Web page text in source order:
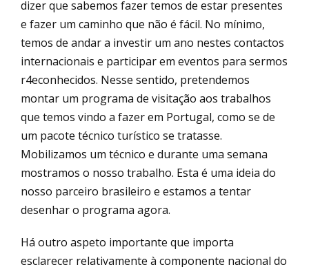
dizer que sabemos fazer temos de estar presentes
e fazer um caminho que não é fácil. No mínimo,
temos de andar a investir um ano nestes contactos
internacionais e participar em eventos para sermos
r4econhecidos. Nesse sentido, pretendemos
montar um programa de visitação aos trabalhos
que temos vindo a fazer em Portugal, como se de
um pacote técnico turístico se tratasse.
Mobilizamos um técnico e durante uma semana
mostramos o nosso trabalho. Esta é uma ideia do
nosso parceiro brasileiro e estamos a tentar
desenhar o programa agora.
Há outro aspeto importante que importa
esclarecer relativamente à componente nacional do